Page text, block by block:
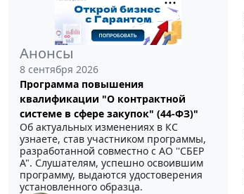
Анонсы
8 сентября 2026
Программа повышения
квалификации "О контрактной
системе в сфере закупок" (44-ФЗ)"
Об актуальных изменениях в КС
узнаете, став участником программы,
разработанной совместно с АО ''СБЕР
А". Слушателям, успешно освоившим
программу, выдаются удостоверения
установленного образца.